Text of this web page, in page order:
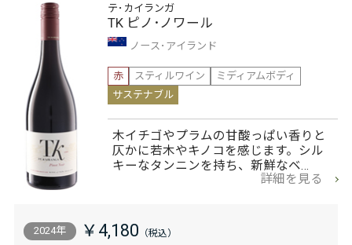
テ･カイランガ
TK ピノ･ノワール
ノース･アイランド
赤
スティルワイン
ミディアムボディ
サステナブル
木イチゴやプラムの甘酸っぱい香りと
仄かに若木やキノコを感じます。シル
キーなタンニンを持ち、新鮮なベ…
詳細を見る
2024年 ￥4,180